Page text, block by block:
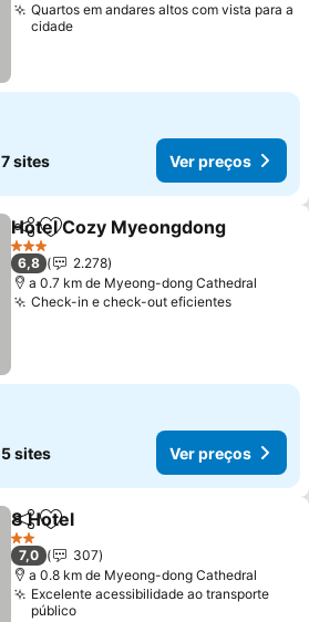
Quartos em andares altos com vista para a
cidade
7 sites Ver preços
PartilharAdicionar aos favoritos
Hotel Cozy Myeongdong
3 Estrelas
6,8
2.278
a 0.7 km de Myeong-dong Cathedral
Check-in e check-out eficientes
5 sites Ver preços
PartilharAdicionar aos favoritos
8 Hotel
2 Estrelas
7,0
307
a 0.8 km de Myeong-dong Cathedral
Excelente acessibilidade ao transporte
público